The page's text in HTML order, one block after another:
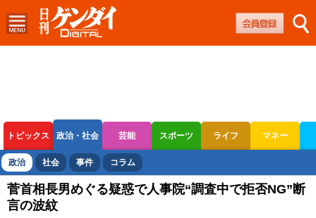
トピックス 政治・社会 芸能 スポーツ ライフ マネー
ボートレース 競輪 オートレース
政治 社会 事件 コラム
菅首相長男めぐる疑惑で人事院“調査中で拒否NG”断
言の波紋